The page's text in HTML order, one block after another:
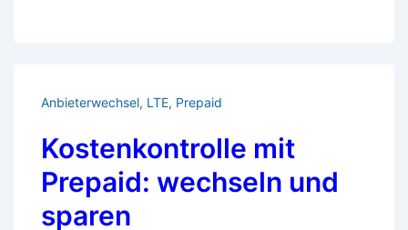
einfach
Anbieterwechsel, LTE, Prepaid
Kostenkontrolle mit
Prepaid: wechseln und
sparen